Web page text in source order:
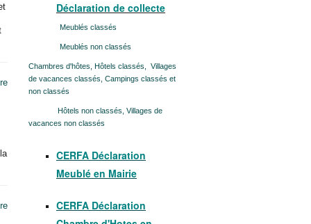
Déclaration de collecte
Meublés classés
Meublés non classés
Chambres d'hôtes, Hôtels classés, Villages
de vacances classés, Campings classés et
non classés
Hôtels non classés, Villages de
vacances non classés
CERFA Déclaration
Meublé en Mairie
CERFA Déclaration